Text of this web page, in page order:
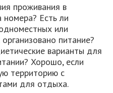
проживания в
номера? Есть ли
или
питание?
варианты для
Хорошо, если
территорию с
для отдыха.